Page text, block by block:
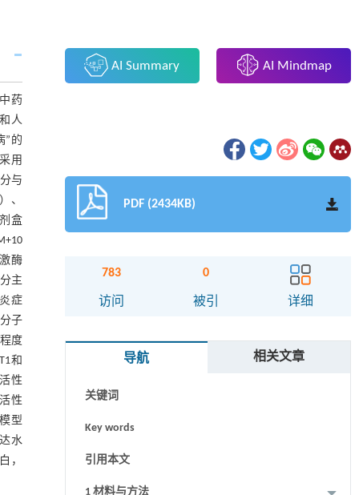
药
人
”的
用
与
、
盒
酶
主
症
子
度
和
性
性
型
水
，
AI Summary AI Mindmap
PDF (2434KB)
783
访问
0
被引 详细
导航 相关文章
摘要
Graphical abstract
关键词
Key words
引用本文
1 材料与方法